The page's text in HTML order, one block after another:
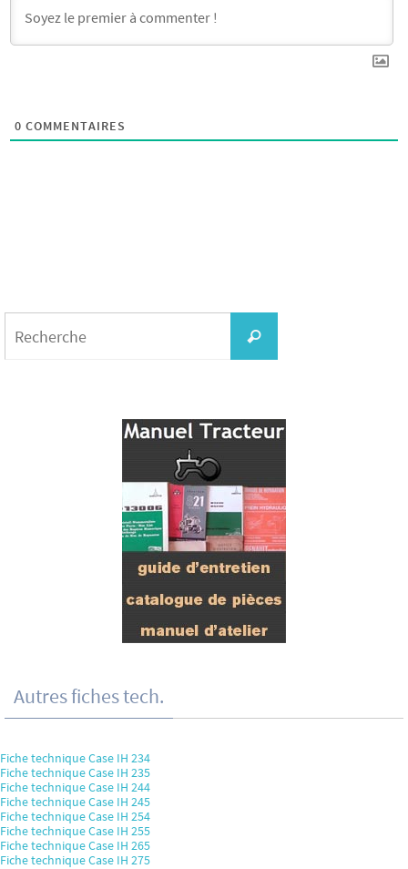
0 COMMENTAIRES
Recherche
Autres fiches tech.
Fiche technique Case IH 234
Fiche technique Case IH 235
Fiche technique Case IH 244
Fiche technique Case IH 245
Fiche technique Case IH 254
Fiche technique Case IH 255
Fiche technique Case IH 265
Fiche technique Case IH 275